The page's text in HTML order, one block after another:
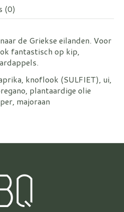
(0)
de Griekse eilanden. Voor
fantastisch op kip,
knoflook (SULFIET), ui,
plantaardige olie
majoraan